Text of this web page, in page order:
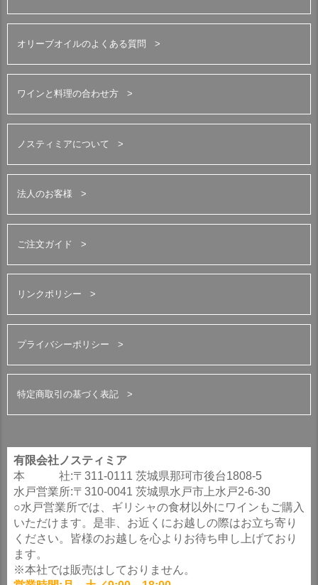
オリーブオイルのよくある質問
ワインと料理の合わせ方
ノスティミアについて
法人のお客様
ご注文ガイド
リンクポリシー
プライバシーポリシー
特定商取引の基づく表記
有限会社ノスティミア
本 社:〒311-0111 茨城県那珂市後台1808-5
水戸営業所:〒310-0041 茨城県水戸市上水戸2-6-30
○水戸営業所では、ギリシャの食材以外にワインもご購入
いただけます。是非、お近くにお越しの際はお立ち寄り
ください。皆様のお越しを心よりお待ち申し上げており
ます。
※本社では販売はしておりません。